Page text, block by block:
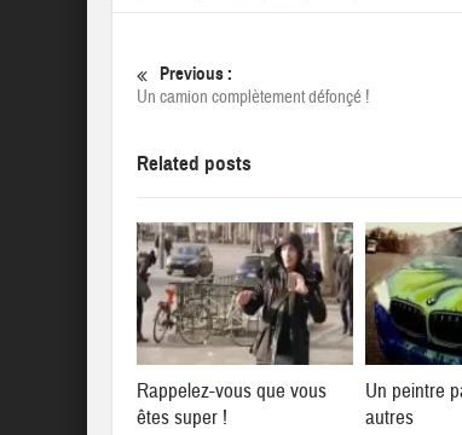
Previous :
Un camion complètement défonçé !
Related posts
Rappelez-vous que vous
êtes super !
Un peintre
autres